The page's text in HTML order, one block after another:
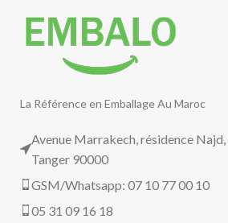
La Référence en Emballage Au Maroc
Avenue Marrakech, résidence Najd,
Tanger 90000
GSM/Whatsapp: 07 10 77 00 10
05 31 09 16 18